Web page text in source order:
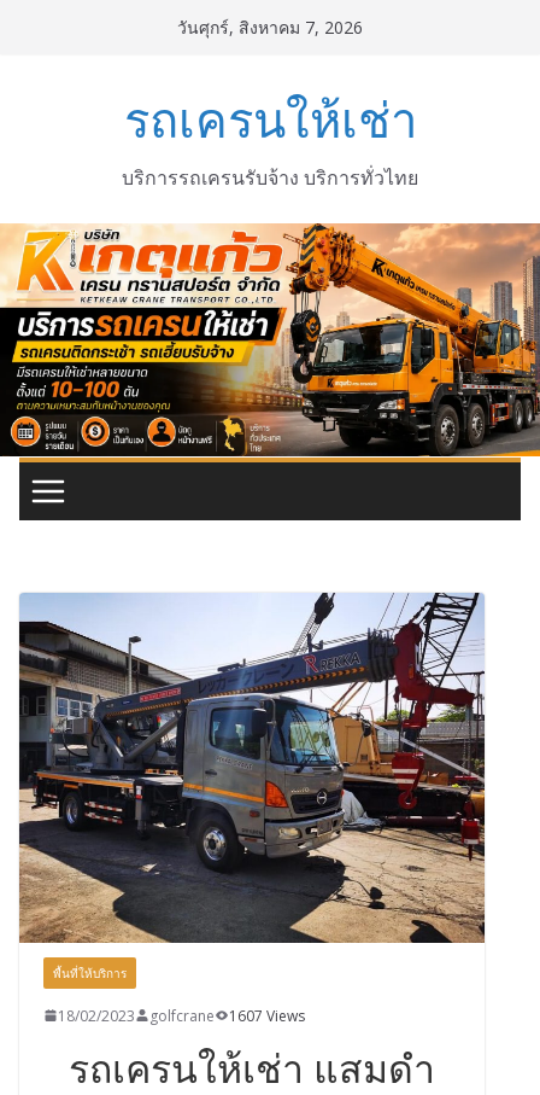
วันศุกร์, สิงหาคม 7, 2026
รถเครนให้เช่า
บริการรถเครนรับจ้าง บริการทั่วไทย
พื้นที่ให้บริการ
18/02/2023 golfcrane 1607 Views
รถเครนให้เช่า แสมดำ